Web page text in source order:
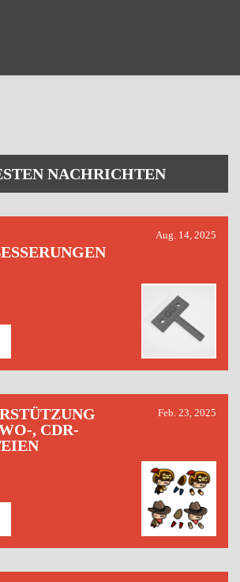
NACHRICHTEN
Aug. 14, 2025
, CDR-
Feb. 23, 2025